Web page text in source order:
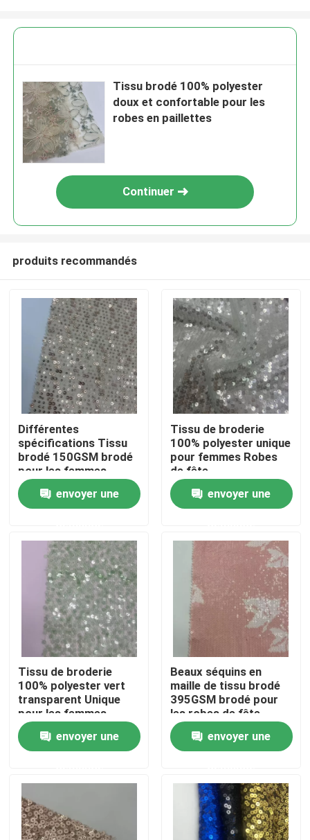
Accueil
A propos de nous
Produits
Vidéos
Terry Fabric français
Tissu visqueux de toile
Tissu de laine polaire
Tissus de broderie en coton
Tissu brodé 100% polyester
doux et confortable pour les
robes en paillettes
Continuer
produits recommandés
Différentes
spécifications Tissu
brodé 150GSM brodé
pour les femmes
envoyer une
Tissu de broderie
100% polyester unique
pour femmes Robes
de fête
envoyer une
Tissu de broderie
100% polyester vert
transparent Unique
pour les femmes
envoyer une
Beaux séquins en
maille de tissu brodé
395GSM brodé pour
les robes de fête
envoyer une